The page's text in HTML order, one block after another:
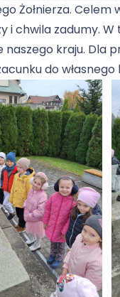
Żołnierza. Celem
i chwila zadumy.
naszego kraju. Dla
do własnego